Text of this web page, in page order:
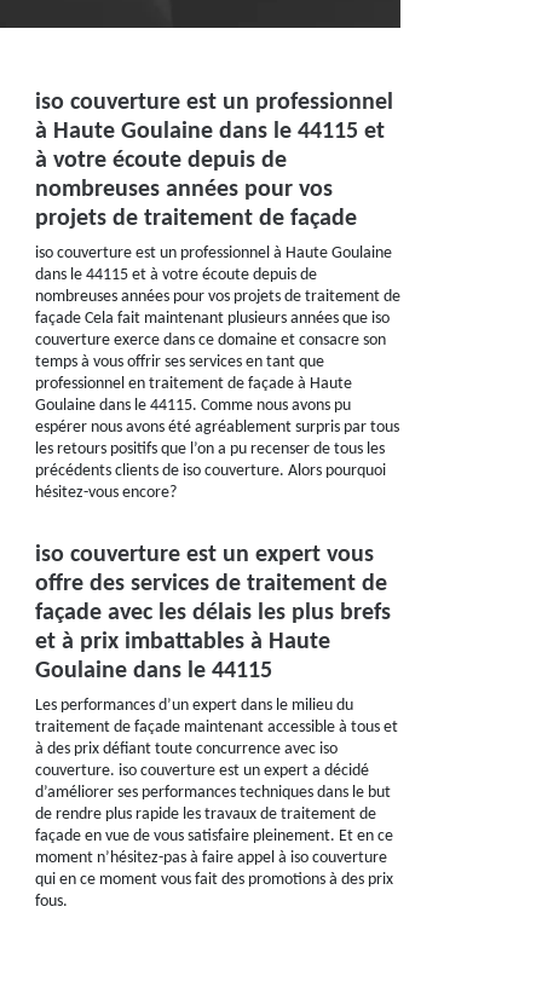
iso couverture est un professionnel
à Haute Goulaine dans le 44115 et
à votre écoute depuis de
nombreuses années pour vos
projets de traitement de façade
iso couverture est un professionnel à Haute Goulaine
dans le 44115 et à votre écoute depuis de
nombreuses années pour vos projets de traitement de
façade Cela fait maintenant plusieurs années que iso
couverture exerce dans ce domaine et consacre son
temps à vous offrir ses services en tant que
professionnel en traitement de façade à Haute
Goulaine dans le 44115. Comme nous avons pu
espérer nous avons été agréablement surpris par tous
les retours positifs que l’on a pu recenser de tous les
précédents clients de iso couverture. Alors pourquoi
hésitez-vous encore?
iso couverture est un expert vous
offre des services de traitement de
façade avec les délais les plus brefs
et à prix imbattables à Haute
Goulaine dans le 44115
Les performances d’un expert dans le milieu du
traitement de façade maintenant accessible à tous et
à des prix défiant toute concurrence avec iso
couverture. iso couverture est un expert a décidé
d’améliorer ses performances techniques dans le but
de rendre plus rapide les travaux de traitement de
façade en vue de vous satisfaire pleinement. Et en ce
moment n’hésitez-pas à faire appel à iso couverture
qui en ce moment vous fait des promotions à des prix
fous.